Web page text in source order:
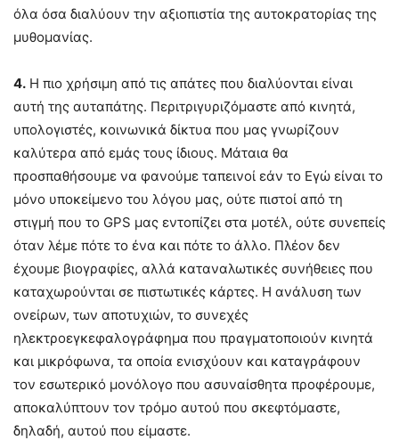
όλα όσα διαλύουν την αξιοπιστία της αυτοκρατορίας της
μυθομανίας.
4. Η πιο χρήσιμη από τις απάτες που διαλύονται είναι
αυτή της αυταπάτης. Περιτριγυριζόμαστε από κινητά,
υπολογιστές, κοινωνικά δίκτυα που μας γνωρίζουν
καλύτερα από εμάς τους ίδιους. Μάταια θα
προσπαθήσουμε να φανούμε ταπεινοί εάν το Εγώ είναι το
μόνο υποκείμενο του λόγου μας, ούτε πιστοί από τη
στιγμή που το GPS μας εντοπίζει στα μοτέλ, ούτε συνεπείς
όταν λέμε πότε το ένα και πότε το άλλο. Πλέον δεν
έχουμε βιογραφίες, αλλά καταναλωτικές συνήθειες που
καταχωρούνται σε πιστωτικές κάρτες. Η ανάλυση των
ονείρων, των αποτυχιών, το συνεχές
ηλεκτροεγκεφαλογράφημα που πραγματοποιούν κινητά
και μικρόφωνα, τα οποία ενισχύουν και καταγράφουν
τον εσωτερικό μονόλογο που ασυναίσθητα προφέρουμε,
αποκαλύπτουν τον τρόμο αυτού που σκεφτόμαστε,
δηλαδή, αυτού που είμαστε.